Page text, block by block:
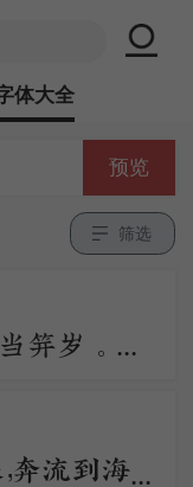
体大全
预览
筛选
满搦宫腰纤细。年纪方当笄岁。刚被风流沾惹，与合垂杨双髻。初学严妆，如描似削身材，怯雨羞云情意。举措多娇媚。 争奈心性，未会先怜佳婿。长是夜深，不肯便入鸳被，与解罗裳，盈盈背立银扛，却道你先睡。
君不见，黄河之水天上来，奔流到海不复回。君不见，高堂明镜悲白发，朝如青丝暮成雪。人生得意须尽欢，莫使金樽空对月。天生我材必有用，千金散尽还复来。